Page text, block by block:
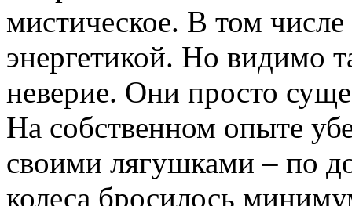
мистическое. В том
энергетикой. Но видимо
неверие. Они просто
На собственном опыте
своими лягушками – по
колеса бросилось